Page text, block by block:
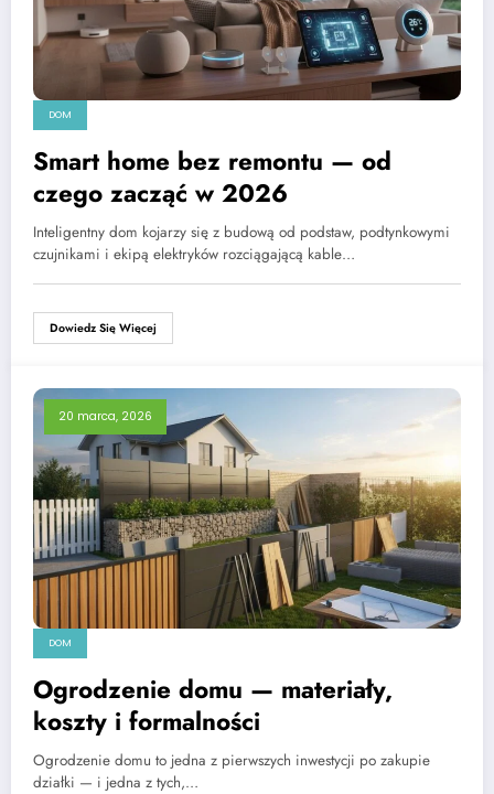
DOM
Smart home bez remontu — od
czego zacząć w 2026
Inteligentny dom kojarzy się z budową od podstaw, podtynkowymi
czujnikami i ekipą elektryków rozciągającą kable…
Dowiedz Się Więcej
20 marca, 2026
DOM
Ogrodzenie domu — materiały,
koszty i formalności
Ogrodzenie domu to jedna z pierwszych inwestycji po zakupie
działki — i jedna z tych,…